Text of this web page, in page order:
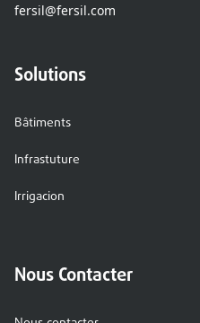
fersil@fersil.com
Solutions
Bâtiments
Infrastuture
Irrigacion
Nous Contacter